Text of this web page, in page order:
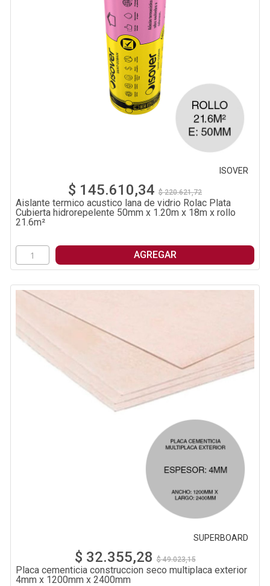
ISOVER
$ 145.610,34 $ 220.621,72
Aislante termico acustico lana de vidrio Rolac Plata
Cubierta hidrorepelente 50mm x 1.20m x 18m x rollo
21.6m²
AGREGAR
SUPERBOARD
$ 32.355,28$ 49.023,15
Placa cementicia construccion seco multiplaca exterior
4mm x 1200mm x 2400mm